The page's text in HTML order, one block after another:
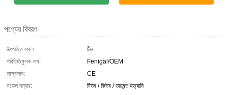
পণ্যের বিবরণ
উৎপত্তি স্থল:
চীন
পরিচিতিমুলক নাম:
Fenigal/OEM
সাক্ষ্যদান:
CE
মডেল নম্বার:
টিউব / কিউব / ডায়মন্ড ইত্যাদি